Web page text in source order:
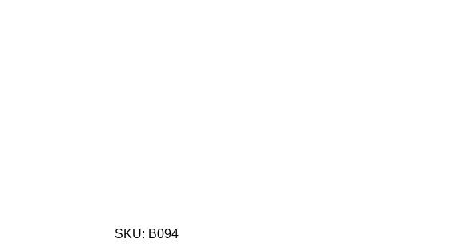
SKU: B094